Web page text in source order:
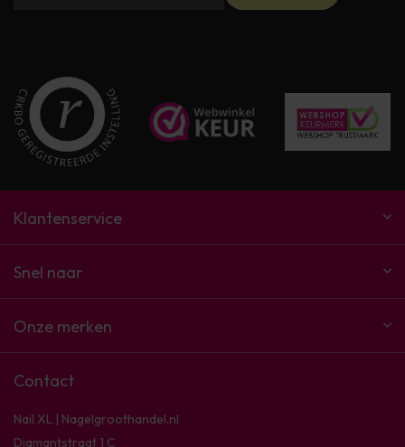
Klantenservice
Snel naar
Onze merken
Contact
Nail XL | Nagelgroothandel.nl
Diamantstraat 1 C